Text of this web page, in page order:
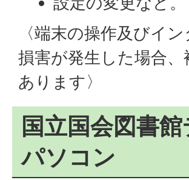
〈端末の操作及びイ
損害が発生した場合
あります〉
国立国会図書
パソコン